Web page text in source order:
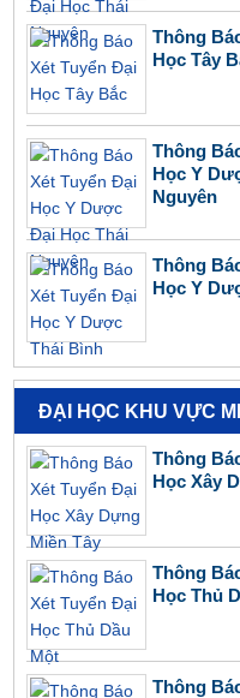
Thông
Học Tây
Thông
Học Y
Nguyên
Thông
Học Y
ĐẠI HỌC KHU VỰC
Thông
Học Xây
Thông
Học Thủ
Thông